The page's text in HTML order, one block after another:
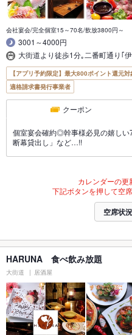
会社宴会/完全個室15～70名/飲放3800円～
3001～4000円
大街道より徒歩1分｡二番町通り｢
【アプリ予約限定】最大800ポイント還元対
適格請求書発行事業者
クーポン
個室宴会確約◎幹事様必見の嬉し
断幕貸出し」など…!!
カレンダーの更
下記ボタンを押して空
空席状
HARUNA 食べ飲み放題
大街道 居酒屋